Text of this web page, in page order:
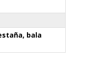
bala